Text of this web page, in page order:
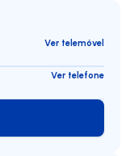
Ver telemóvel
Ver telefone